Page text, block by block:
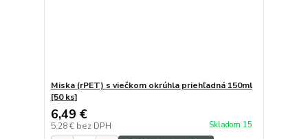
Miska (rPET) s viečkom okrúhla priehľadná 150ml
[50 ks]
6,49 €
5,28 € bez DPH Skladom 15